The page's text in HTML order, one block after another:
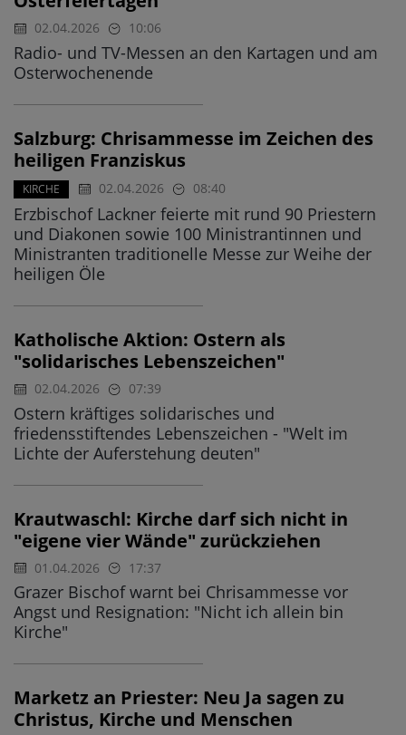
02.04.2026 10:06
Radio- und TV-Messen an den Kartagen und am
Osterwochenende
Salzburg: Chrisammesse im Zeichen des
heiligen Franziskus
KIRCHE 02.04.2026 08:40
Erzbischof Lackner feierte mit rund 90 Priestern
und Diakonen sowie 100 Ministrantinnen und
Ministranten traditionelle Messe zur Weihe der
heiligen Öle
Katholische Aktion: Ostern als
"solidarisches Lebenszeichen"
02.04.2026 07:39
Ostern kräftiges solidarisches und
friedensstiftendes Lebenszeichen - "Welt im
Lichte der Auferstehung deuten"
Krautwaschl: Kirche darf sich nicht in
"eigene vier Wände" zurückziehen
01.04.2026 17:37
Grazer Bischof warnt bei Chrisammesse vor
Angst und Resignation: "Nicht ich allein bin
Kirche"
Marketz an Priester: Neu Ja sagen zu
Christus, Kirche und Menschen